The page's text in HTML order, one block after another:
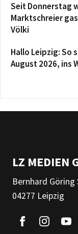
Seit Donnerstag
Marktschreier
Völki
Hallo Leipzig: So
August 2026, ins
LZ MEDIEN
Bernhard Göring
04277 Leipzig